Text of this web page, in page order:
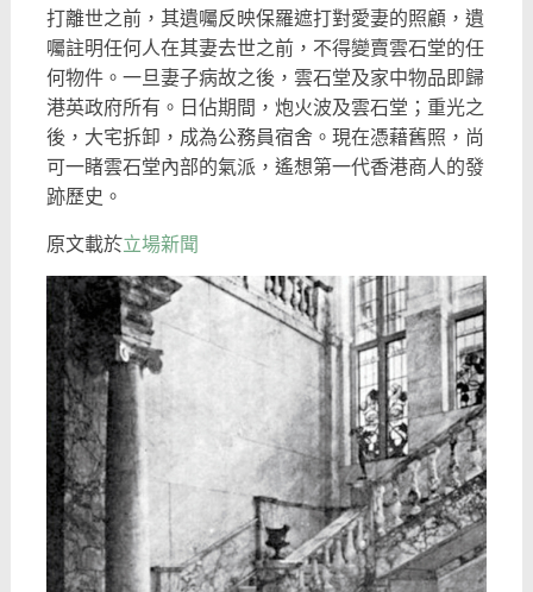
打離世之前，其遺囑反映保羅遮打對愛妻的照顧，遺
囑註明任何人在其妻去世之前，不得變賣雲石堂的任
何物件。一旦妻子病故之後，雲石堂及家中物品即歸
港英政府所有。日佔期間，炮火波及雲石堂；重光之
後，大宅拆卸，成為公務員宿舍。現在憑藉舊照，尚
可一睹雲石堂內部的氣派，遙想第一代香港商人的發
跡歷史。
原文載於立場新聞